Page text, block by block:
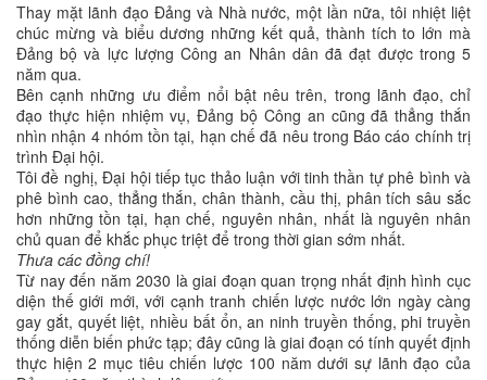
Thay mặt lãnh đạo Đảng và Nhà nước, một lần nữa, tôi nhiệt liệt
chúc mừng và biểu dương những kết quả, thành tích to lớn mà
Đảng bộ và lực lượng Công an Nhân dân đã đạt được trong 5
năm qua.
Bên cạnh những ưu điểm nổi bật nêu trên, trong lãnh đạo, chỉ
đạo thực hiện nhiệm vụ, Đảng bộ Công an cũng đã thẳng thắn
nhìn nhận 4 nhóm tồn tại, hạn chế đã nêu trong Báo cáo chính trị
trình Đại hội.
Tôi đề nghị, Đại hội tiếp tục thảo luận với tinh thần tự phê bình và
phê bình cao, thẳng thắn, chân thành, cầu thị, phân tích sâu sắc
hơn những tồn tại, hạn chế, nguyên nhân, nhất là nguyên nhân
chủ quan để khắc phục triệt để trong thời gian sớm nhất.
Thưa các đồng chí!
Từ nay đến năm 2030 là giai đoạn quan trọng nhất định hình cục
diện thế giới mới, với cạnh tranh chiến lược nước lớn ngày càng
gay gắt, quyết liệt, nhiều bất ổn, an ninh truyền thống, phi truyền
thống diễn biến phức tạp; đây cũng là giai đoạn có tính quyết định
thực hiện 2 mục tiêu chiến lược 100 năm dưới sự lãnh đạo của